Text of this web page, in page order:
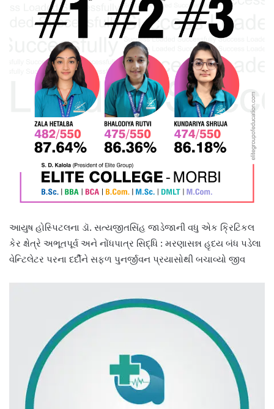
આયુષ હોસ્પિટલના ડૉ. સત્યજીતસિંહ જાડેજાની વધુ એક ક્રિટિકલ
કેર ક્ષેત્રે અભૂતપૂર્વ અને નોંધપાત્ર સિદ્ધિ : મરણાસન્ન હૃદય બંધ પડેલા
વેન્ટિલેટર પરના દર્દીને સફળ પુનર્જીવન પ્રયાસોથી બચાવ્યો જીવ